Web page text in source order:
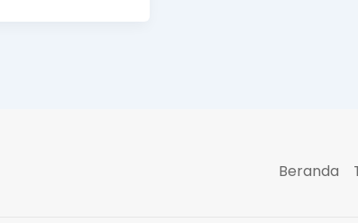
Beranda